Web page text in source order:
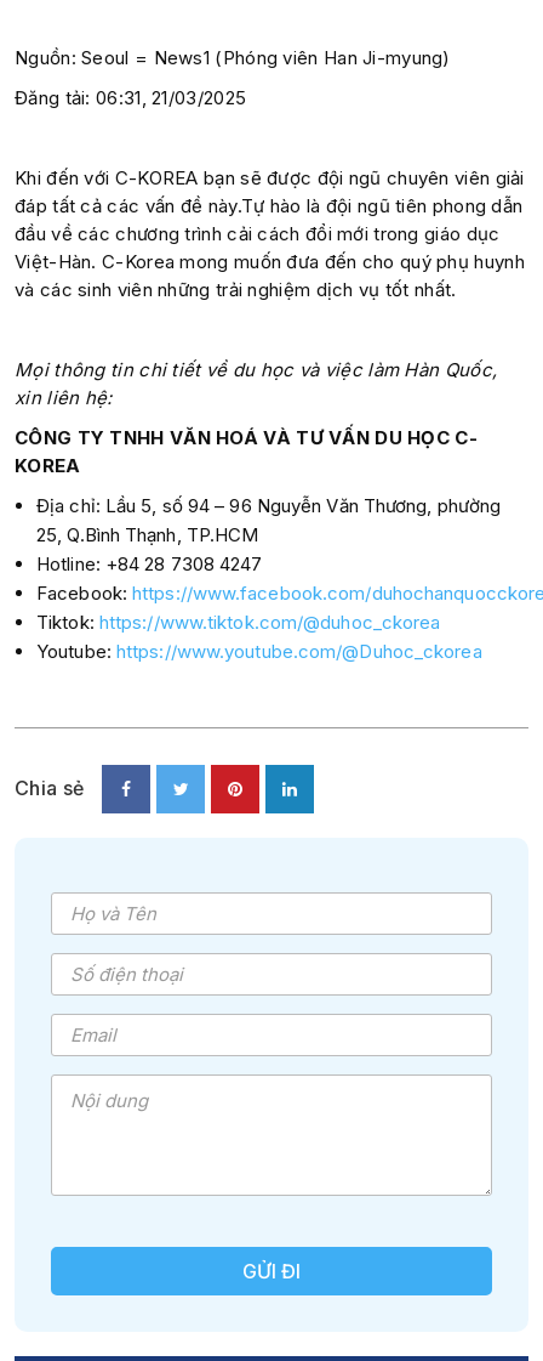
Nguồn: Seoul = News1 (Phóng viên Han Ji-myung)
Đăng tải: 06:31, 21/03/2025
Khi đến với C-KOREA bạn sẽ được đội ngũ chuyên viên giải
đáp tất cả các vấn đề này.Tự hào là đội ngũ tiên phong dẫn
đầu về các chương trình cải cách đổi mới trong giáo dục
Việt-Hàn. C-Korea mong muốn đưa đến cho quý phụ huynh
và các sinh viên những trải nghiệm dịch vụ tốt nhất.
Mọi thông tin chi tiết về du học và việc làm Hàn Quốc,
xin liên hệ:
CÔNG TY TNHH VĂN HOÁ VÀ TƯ VẤN DU HỌC C-
KOREA
Địa chỉ: Lầu 5, số 94 – 96 Nguyễn Văn Thương, phường
25, Q.Bình Thạnh, TP.HCM
Hotline: +84 28 7308 4247
Facebook: https://www.facebook.com/
Tiktok: https://www.tiktok.com/@duhoc_ckorea
Youtube: https://www.youtube.com/@Duhoc_ckorea
Chia sẻ